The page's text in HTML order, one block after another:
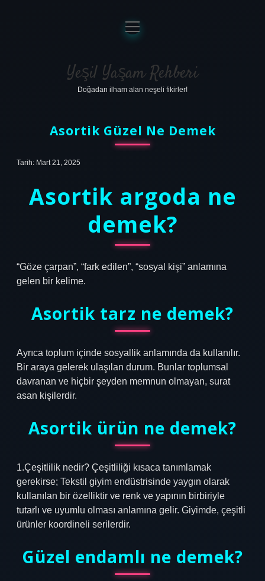
Anasayfa
Gizlilik Politikası
Yasal Uyarı
menüyü
aç
Yeşil Yaşam Rehberi
Doğadan ilham alan neşeli fikirler!
Asortik Güzel Ne Demek
Tarih: Mart 21, 2025
Asortik argoda ne
demek?
“Göze çarpan”, “fark edilen”, “sosyal kişi” anlamına
gelen bir kelime.
Asortik tarz ne demek?
Ayrıca toplum içinde sosyallik anlamında da kullanılır.
Bir araya gelerek ulaşılan durum. Bunlar toplumsal
davranan ve hiçbir şeyden memnun olmayan, surat
asan kişilerdir.
Asortik ürün ne demek?
1.Çeşitlilik nedir? Çeşitliliği kısaca tanımlamak
gerekirse; Tekstil giyim endüstrisinde yaygın olarak
kullanılan bir özelliktir ve renk ve yapının birbiriyle
tutarlı ve uyumlu olması anlamına gelir. Giyimde, çeşitli
ürünler koordineli serilerdir.
Güzel endamlı ne demek?